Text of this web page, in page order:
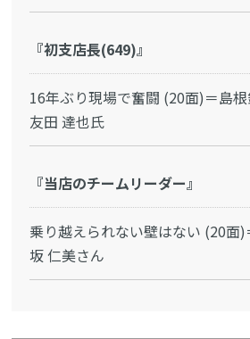
『初支店長(649)』
16年ぶり現場で奮闘 (20面)＝島根
友田 達也氏
『当店のチームリーダー』
乗り越えられない壁はない (20面
坂 仁美さん